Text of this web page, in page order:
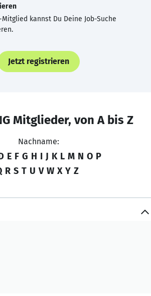
kannst Du Deine Job-Suche
Jetzt registrieren
Mitglieder, von A bis Z
Nachname:
E F G H I J K L M N O P
R S T U V W X Y Z